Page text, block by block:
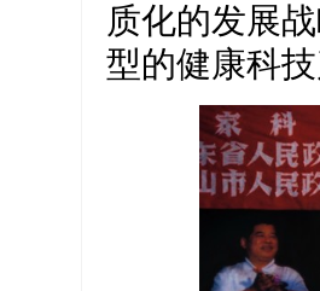
质化的发展
型的健康科